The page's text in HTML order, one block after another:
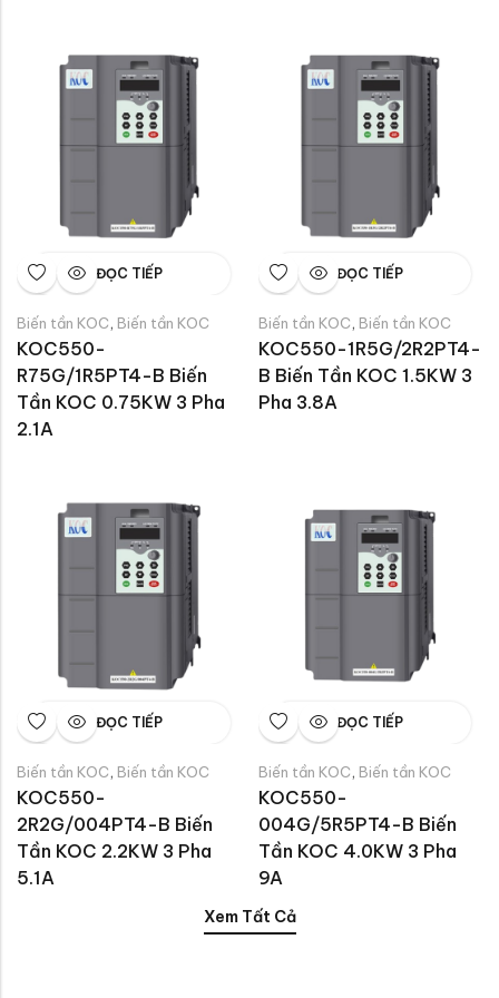
ĐỌC TIẾP
Biến tần KOC, Biến tần KOC
KOC550-
R75G/1R5PT4-B Biến
Tần KOC 0.75KW 3 Pha
2.1A
ĐỌC TIẾP
Biến tần KOC, Biến tần KOC
KOC550-1R5G/2R2PT4-
B Biến Tần KOC 1.5KW 3
Pha 3.8A
ĐỌC TIẾP
Biến tần KOC, Biến tần KOC
KOC550-
2R2G/004PT4-B Biến
Tần KOC 2.2KW 3 Pha
5.1A
ĐỌC TIẾP
Biến tần KOC, Biến tần KOC
KOC550-
004G/5R5PT4-B Biến
Tần KOC 4.0KW 3 Pha
9A
Xem Tất Cả